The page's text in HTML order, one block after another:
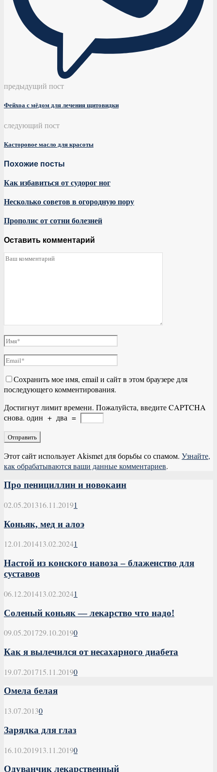
предыдущий пост
Фейхоа с мёдом для лечения щитовидки
следующий пост
Касторовое масло для красоты
Похожие посты
Как избавиться от судорог ног
Несколько советов в огородную пору
Прополис от сотни болезней
Оставить комментарий
Сохранить мое имя, email и сайт в этом браузере для
последующего комментирования.
Достигнут лимит времени. Пожалуйста, введите CAPTCHA
снова. один + два =
Этот сайт использует Akismet для борьбы со спамом. Узнайте,
как обрабатываются ваши данные комментариев.
Про пенициллин и новокаин
02.05.201316.11.20191
Коньяк, мед и алоэ
12.01.201413.02.20241
Настой из конского навоза – блаженство для
суставов
06.12.201413.02.20241
Соленый коньяк — лекарство что надо!
09.05.201729.10.20190
Как я вылечился от несахарного диабета
19.07.201715.11.20190
Омела белая
13.07.20130
Зарядка для глаз
16.10.201913.11.20190
Одуванчик лекарственный